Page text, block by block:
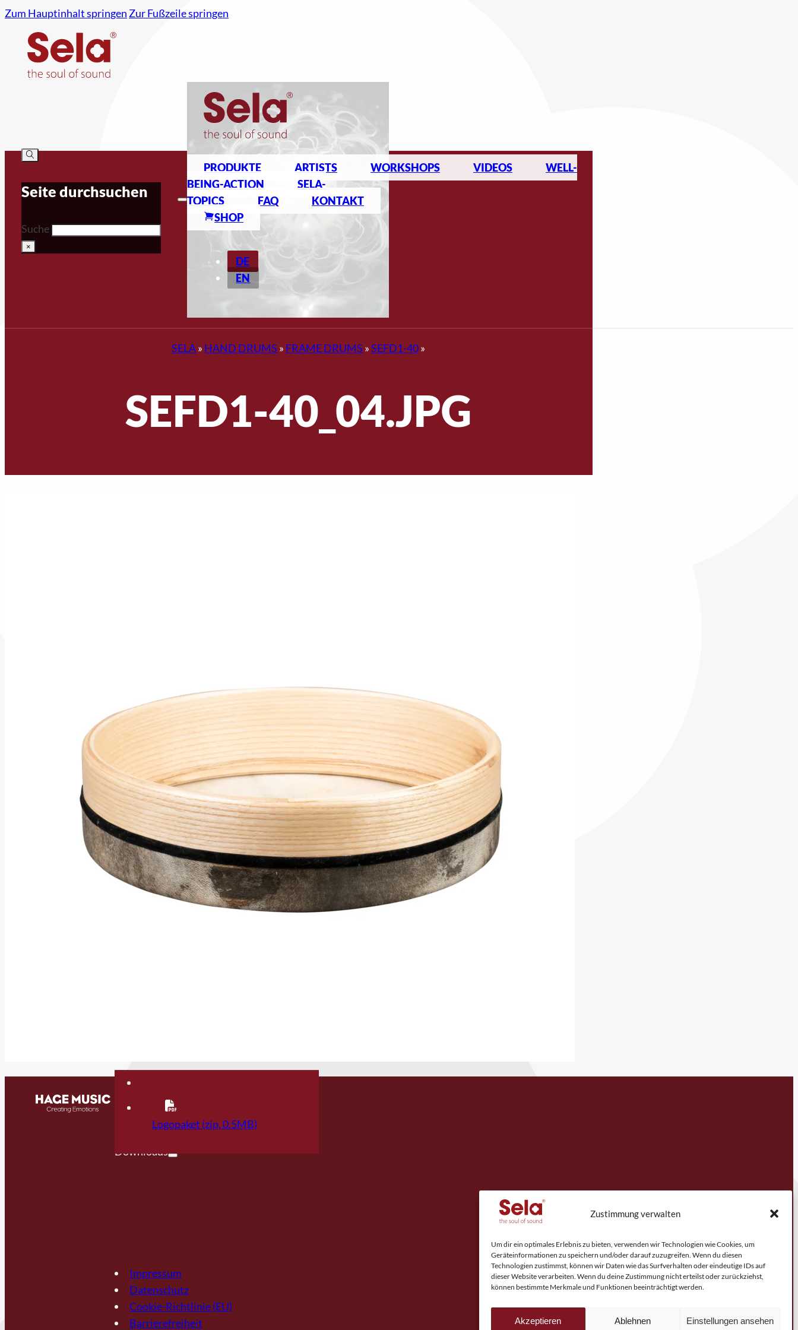
Zustimmung verwalten
Um dir ein optimales Erlebnis zu bieten, verwenden wir Technologien wie Cookies, um
Geräteinformationen zu speichern und/oder darauf zuzugreifen. Wenn du diesen
Technologien zustimmst, können wir Daten wie das Surfverhalten oder eindeutige IDs auf
dieser Website verarbeiten. Wenn du deine Zustimmung nicht erteilst oder zurückziehst,
können bestimmte Merkmale und Funktionen beeinträchtigt werden.
Akzeptieren Ablehnen Einstellungen ansehen
Zum Hauptinhalt springen Zur Fußzeile springen
Seite durchsuchen
Suche
×
PRODUKTE ARTISTS WORKSHOPS VIDEOS
WELL-
BEING-ACTION
SELA-
TOPICS
FAQ
KONTAKT
SHOP
DE
EN
SELA» HAND DRUMS » FRAME DRUMS »SEFD1-40»
SEFD1-40_04.JPG
Kontakt
Downloads
Logopaket (zip, 0.5MB)
Impressum
Datenschutz
Cookie-Richtlinie (EU)
Barrierefreiheit